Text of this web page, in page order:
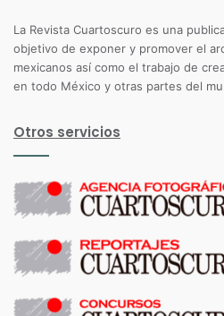
La Revista Cuartoscuro es una
objetivo de exponer y promover el
mexicanos así como el trabajo de
en todo México y otras partes del
Otros servicios